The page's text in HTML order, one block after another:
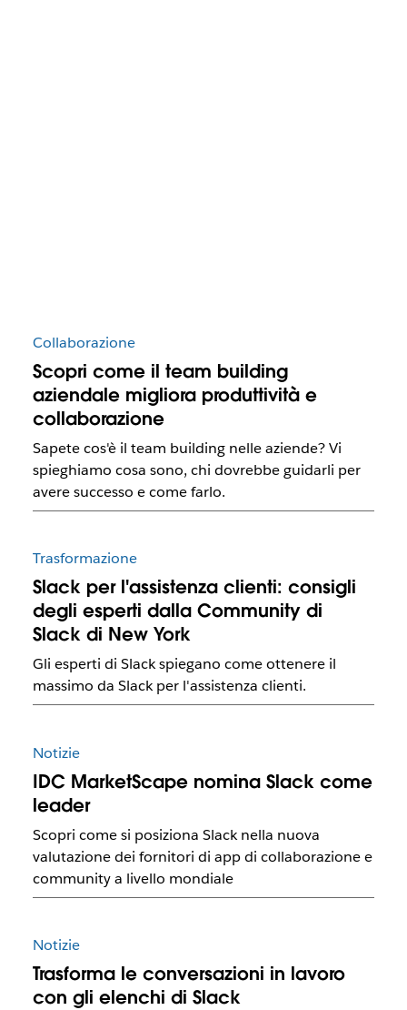
Collaborazione
Scopri come il team building
aziendale migliora produttività e
collaborazione
Sapete cos'è il team building nelle aziende? Vi
spieghiamo cosa sono, chi dovrebbe guidarli per
avere successo e come farlo.
Trasformazione
Slack per l'assistenza clienti: consigli
degli esperti dalla Community di
Slack di New York
Gli esperti di Slack spiegano come ottenere il
massimo da Slack per l'assistenza clienti.
Notizie
IDC MarketScape nomina Slack come
leader
Scopri come si posiziona Slack nella nuova
valutazione dei fornitori di app di collaborazione e
community a livello mondiale
Notizie
Trasforma le conversazioni in lavoro
con gli elenchi di Slack